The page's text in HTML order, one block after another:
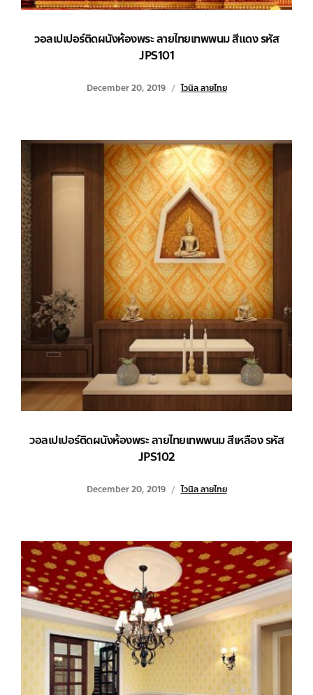
วอลเปเปอร์ติดผนังห้องพระ ลายไทยเทพพนม สีแดง รหัส
JPS101
December 20, 2019 ไวนิล ลายไทย
วอลเปเปอร์ติดผนังห้องพระ ลายไทยเทพพนม สีเหลือง รหัส
JPS102
December 20, 2019 ไวนิล ลายไทย